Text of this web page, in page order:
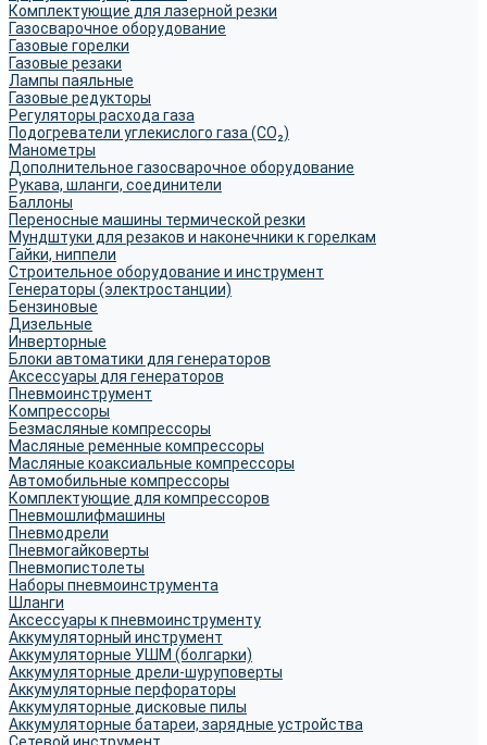
Комплектующие для лазерной резки
Газосварочное оборудование
Газовые горелки
Газовые резаки
Лампы паяльные
Газовые редукторы
Регуляторы расхода газа
Подогреватели углекислого газа (CO₂)
Манометры
Дополнительное газосварочное оборудование
Рукава, шланги, соединители
Баллоны
Переносные машины термической резки
Мундштуки для резаков и наконечники к горелкам
Гайки, ниппели
Строительное оборудование и инструмент
Генераторы (электростанции)
Бензиновые
Дизельные
Инверторные
Блоки автоматики для генераторов
Аксессуары для генераторов
Пневмоинструмент
Компрессоры
Безмасляные компрессоры
Масляные ременные компрессоры
Масляные коаксиальные компрессоры
Автомобильные компрессоры
Комплектующие для компрессоров
Пневмошлифмашины
Пневмодрели
Пневмогайковерты
Пневмопистолеты
Наборы пневмоинструмента
Шланги
Аксессуары к пневмоинструменту
Аккумуляторный инструмент
Аккумуляторные УШМ (болгарки)
Аккумуляторные дрели-шуруповерты
Аккумуляторные перфораторы
Аккумуляторные дисковые пилы
Аккумуляторные батареи, зарядные устройства